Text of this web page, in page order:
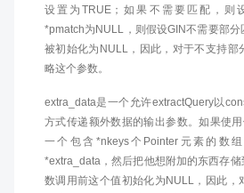
设置为TRUE；如果不需要匹配，则
*pmatch为NULL，则假设GIN不需要部
被初始化为NULL，因此，对于不支持部
略这个参数。
extra_data是一个允许extractQuery以
方式传递额外数据的输出参数。如果使
一个包含*nkeys个Pointer元素的数
*extra_data，然后把他想附加的东西存
数调用前这个值初始化为NULL，因此，